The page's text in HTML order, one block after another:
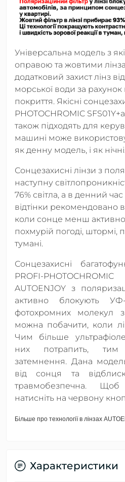
Універсальна модель з
оправою та жовтими
додатковий захист лінз
морської води за рахунок
покриття. Якісні
PHOTOCHROMIC
також підходять для
машині може
як денну модель, і як нічні.
Сонцезахисні лінзи з
наступну
76% світла, а в денний
відтінки рекомендовано
коли сонце менш
похмурій погоді, штормі,
тумані.
Сонцезахисні
PROFI-
AUTOENJOY з
активно блокують УФ-
фотохромних молекул
можна побачити, коли
Чим більше
них потрапить,
затемнення. Дана
від сонця та
травмобезпечна.
натисніть на червону
Більше про технології в лінзах
Характеристики